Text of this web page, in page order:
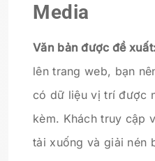
Media
Văn bản được đề
lên trang web, bạn
có dữ liệu vị trí được
kèm. Khách truy cập
tải xuống và giải nén